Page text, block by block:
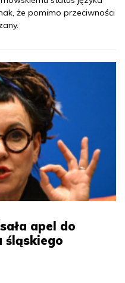
że pomimo przeciwności
apel do
śląskiego